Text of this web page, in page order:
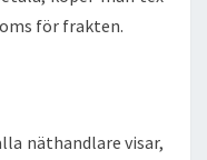
för frakten.
näthandlare visar,